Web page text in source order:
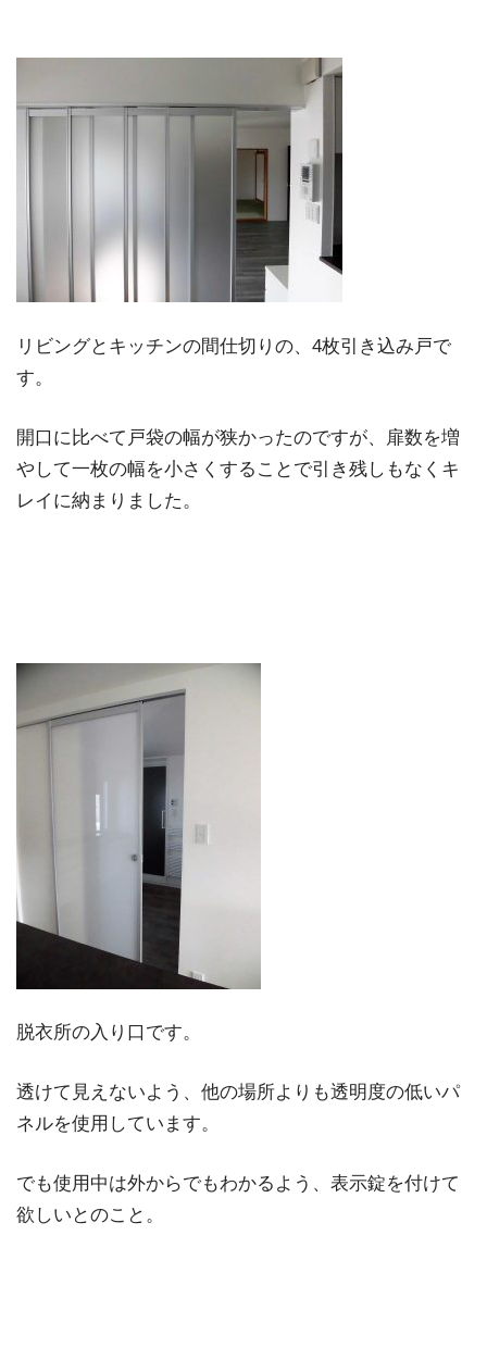
リビングとキッチンの間仕切りの、4枚引き込み戸で
す。
開口に比べて戸袋の幅が狭かったのですが、扉数を増
やして一枚の幅を小さくすることで引き残しもなくキ
レイに納まりました。
脱衣所の入り口です。
透けて見えないよう、他の場所よりも透明度の低いパ
ネルを使用しています。
でも使用中は外からでもわかるよう、表示錠を付けて
欲しいとのこと。